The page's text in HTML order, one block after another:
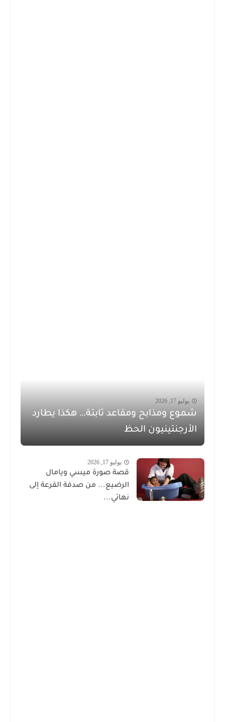
يوليو 17, 2026
شموع ومذابح ومقاعد ثابتة… هكذا يطارد
الأرجنتينيون الحظ
يوليو 17, 2026
قصة صورة ميسي ويامال
الرضيع... من صدفة القرعة إلى
نهائي...